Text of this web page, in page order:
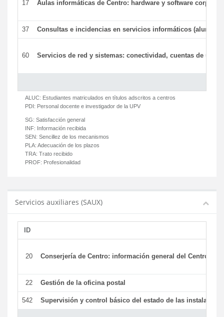
17 Aulas informáticas de Centro: hardware y software
37 Consultas e incidencias en servicios informáticos (alumnos)
60 Servicios de red y sistemas: conectividad, cuentas de
ALUC: Estudiantes matriculados en títulos adscritos a centros
PDI: Personal docente e investigador de la UPV
SG: Satisfacción general
INF: Información recibida
SEN: Sencillez de los mecanismos
PLA: Adecuación de los plazos
TRA: Trato recibido
PROF: Profesionalidad
Servicios auxiliares (SAUX)
ID
20 Conserjería de Centro: información general del Centro y
22 Gestión de la oficina postal
542 Supervisión y control básico del estado de las